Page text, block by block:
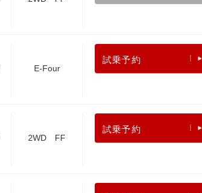
E-Four
試乗予約
2WD FF
試乗予約